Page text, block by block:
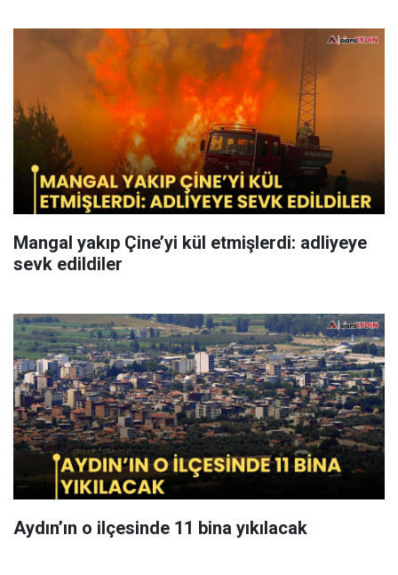
Mangal yakıp Çine’yi kül etmişlerdi: adliyeye
sevk edildiler
Aydın’ın o ilçesinde 11 bina yıkılacak